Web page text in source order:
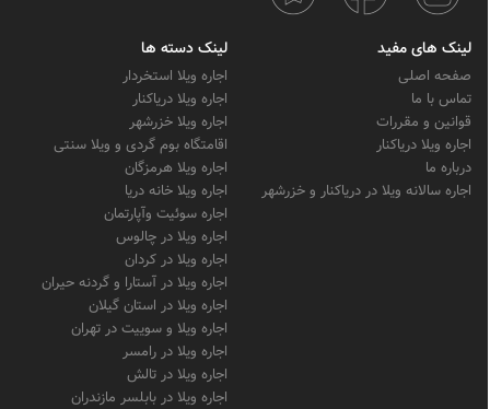
لینک های مفید
صفحه اصلی
تماس با ما
قوانین و مقررات
اجاره ویلا دریاکنار
درباره ما
اجاره سالانه ویلا در دریاکنار و خزرشهر
لینک دسته ها
اجاره ویلا استخردار
اجاره ویلا دریاکنار
اجاره ویلا خزرشهر
اقامتگاه بوم گردی و ویلا سنتی
اجاره ویلا هرمزگان
اجاره ویلا خانه دریا
اجاره سوئیت وآپارتمان
اجاره ویلا در چالوس
اجاره ویلا در کردان
اجاره ویلا در آستارا و گردنه حیران
اجاره ویلا در استان گیلان
اجاره ویلا و سوییت در تهران
اجاره ویلا در رامسر
اجاره ویلا در تالش
اجاره ویلا در بابلسر مازندران